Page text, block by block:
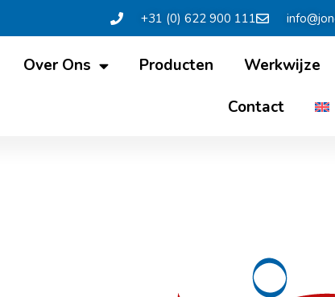
+31 (0) 622 900 111
Over Ons Producten Werkwijze
Contact